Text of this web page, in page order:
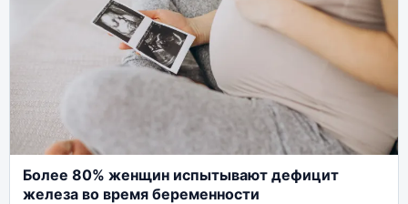
Более 80% женщин испытывают дефицит
железа во время беременности